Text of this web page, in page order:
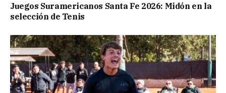
Juegos Suramericanos Santa Fe 2026: Midón en la
selección de Tenis